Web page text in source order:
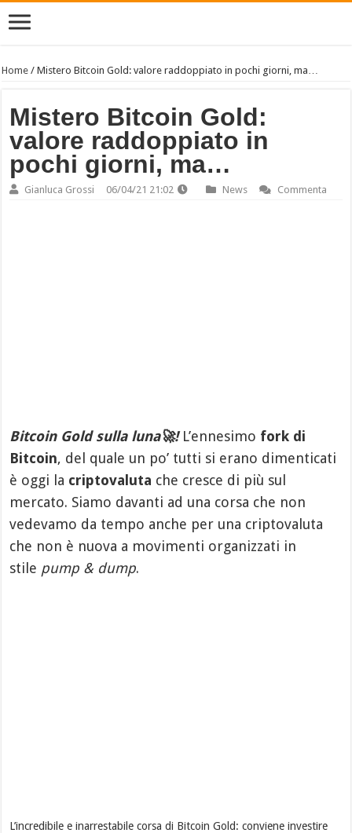
Home /Mistero Bitcoin Gold: valore raddoppiato in pochi giorni, ma…
Mistero Bitcoin Gold:
valore raddoppiato in
pochi giorni, ma…
Gianluca Grossi 06/04/21 21:02 News Commenta
Bitcoin Gold sulla luna🚀!L’ennesimo fork di
Bitcoin, del quale un po’ tutti si erano dimenticati
è oggi la criptovaluta che cresce di più sul
mercato. Siamo davanti ad una corsa che non
vedevamo da tempo anche per una criptovaluta
che non è nuova a movimenti organizzati in
stile pump & dump.
L’incredibile e inarrestabile corsa di Bitcoin Gold: conviene investire